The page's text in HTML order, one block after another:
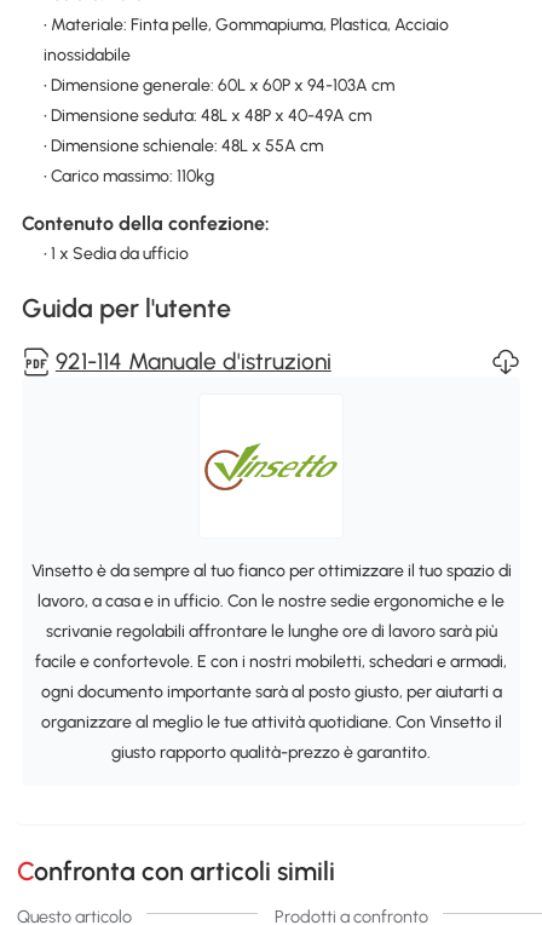
• Materiale: Finta pelle, Gommapiuma, Plastica, Acciaio
inossidabile
• Dimensione generale: 60L x 60P x 94-103A cm
• Dimensione seduta: 48L x 48P x 40-49A cm
• Dimensione schienale: 48L x 55A cm
• Carico massimo: 110kg
Contenuto della confezione:
• 1 x Sedia da ufficio
Guida per l'utente
921-114 Manuale d'istruzioni
Vinsetto è da sempre al tuo fianco per ottimizzare il tuo spazio di
lavoro, a casa e in ufficio. Con le nostre sedie ergonomiche e le
scrivanie regolabili affrontare le lunghe ore di lavoro sarà più
facile e confortevole. E con i nostri mobiletti, schedari e armadi,
ogni documento importante sarà al posto giusto, per aiutarti a
organizzare al meglio le tue attività quotidiane. Con Vinsetto il
giusto rapporto qualità-prezzo è garantito.
Confronta con articoli simili
Questo articolo Prodotti a confronto